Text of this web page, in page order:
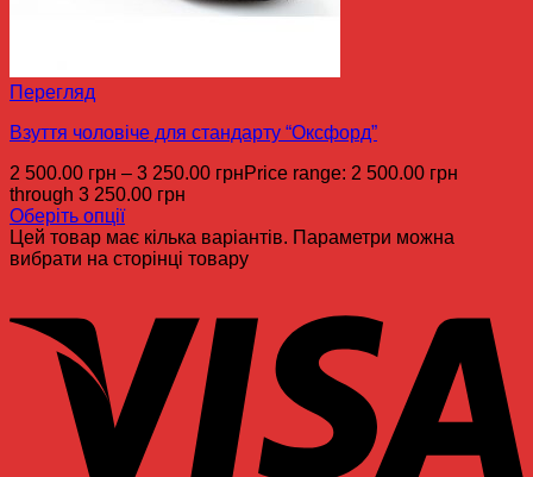
Перегляд
Взуття чоловіче для стандарту “Оксфорд”
2 500.00 грн – 3 250.00 грнPrice range: 2 500.00 грн
through 3 250.00 грн
Оберіть опції
Цей товар має кілька варіантів. Параметри можна
вибрати на сторінці товару